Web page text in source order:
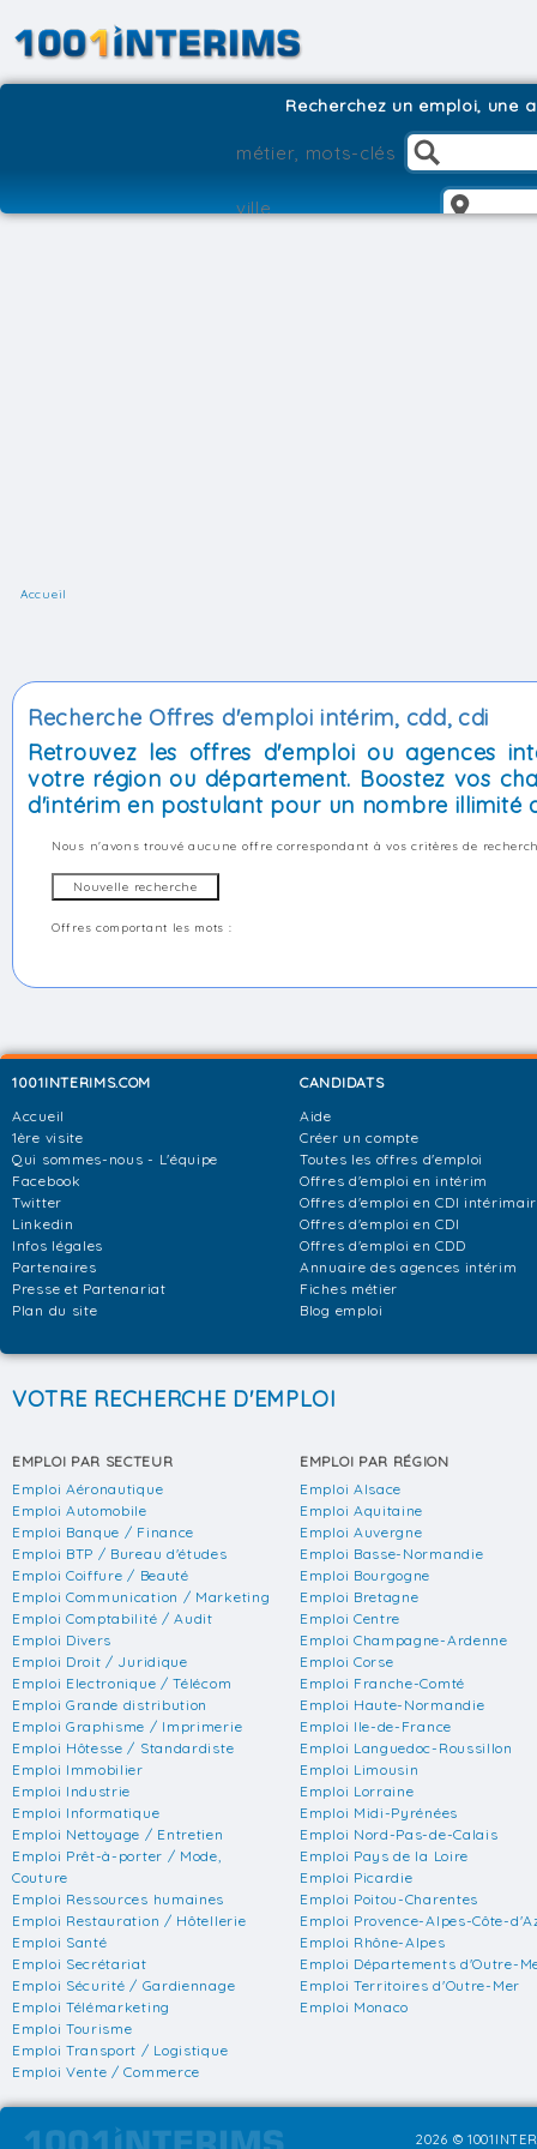
Recherchez un emploi, une
Accueil
Recherche Offres d'emploi intérim, cdd, cdi
Retrouvez les offres d'emploi ou agences
votre région ou département. Boostez vos
d'intérim en postulant pour un nombre illimité
Nous n'avons trouvé aucune offre correspondant à vos critères de
Offres comportant les mots :
1001INTERIMS.COM
Accueil
1ère visite
Qui sommes-nous - L'équipe
Facebook
Twitter
Linkedin
Infos légales
Partenaires
Presse et Partenariat
Plan du site
CANDIDATS
Aide
Créer un compte
Toutes les offres d'emploi
Offres d'emploi en intérim
Offres d'emploi en CDI
Offres d'emploi en CDI
Offres d'emploi en CDD
Annuaire des agences intérim
Fiches métier
Blog emploi
VOTRE RECHERCHE D'EMPLOI
EMPLOI PAR SECTEUR
Emploi Aéronautique
Emploi Automobile
Emploi Banque / Finance
Emploi BTP / Bureau d'études
Emploi Coiffure / Beauté
Emploi Communication / Marketing
Emploi Comptabilité / Audit
Emploi Divers
Emploi Droit / Juridique
Emploi Electronique / Télécom
Emploi Grande distribution
Emploi Graphisme / Imprimerie
Emploi Hôtesse / Standardiste
Emploi Immobilier
Emploi Industrie
Emploi Informatique
Emploi Nettoyage / Entretien
Emploi Prêt-à-porter / Mode,
Couture
Emploi Ressources humaines
Emploi Restauration / Hôtellerie
Emploi Santé
Emploi Secrétariat
Emploi Sécurité / Gardiennage
Emploi Télémarketing
Emploi Tourisme
Emploi Transport / Logistique
Emploi Vente / Commerce
EMPLOI PAR RÉGION
Emploi Alsace
Emploi Aquitaine
Emploi Auvergne
Emploi Basse-Normandie
Emploi Bourgogne
Emploi Bretagne
Emploi Centre
Emploi Champagne-Ardenne
Emploi Corse
Emploi Franche-Comté
Emploi Haute-Normandie
Emploi Ile-de-France
Emploi Languedoc-Roussillon
Emploi Limousin
Emploi Lorraine
Emploi Midi-Pyrénées
Emploi Nord-Pas-de-Calais
Emploi Pays de la Loire
Emploi Picardie
Emploi Poitou-Charentes
Emploi Provence-Alpes-Côte-
Emploi Rhône-Alpes
Emploi Départements d'Outre-
Emploi Territoires d'Outre-Mer
Emploi Monaco
2026 ©